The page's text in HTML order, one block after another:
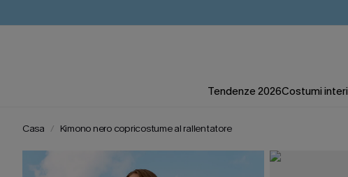
Tendenze 2026Costumi interi
Casa Kimono nero copricostume al rallentatore